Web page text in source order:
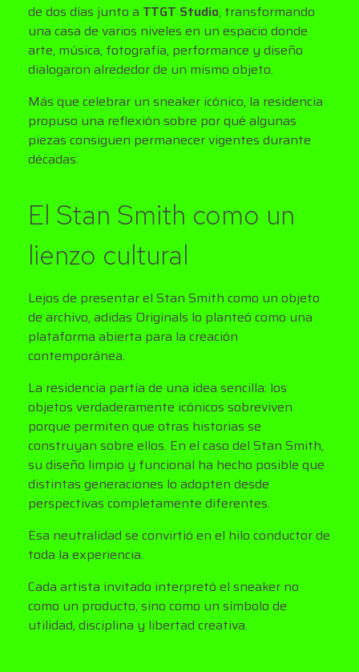
de dos días junto a TTGT Studio, transformando
una casa de varios niveles en un espacio donde
arte, música, fotografía, performance y diseño
dialogaron alrededor de un mismo objeto.
Más que celebrar un sneaker icónico, la residencia
propuso una reflexión sobre por qué algunas
piezas consiguen permanecer vigentes durante
décadas.
El Stan Smith como un
lienzo cultural
Lejos de presentar el Stan Smith como un objeto
de archivo, adidas Originals lo planteó como una
plataforma abierta para la creación
contemporánea.
La residencia partía de una idea sencilla: los
objetos verdaderamente icónicos sobreviven
porque permiten que otras historias se
construyan sobre ellos. En el caso del Stan Smith,
su diseño limpio y funcional ha hecho posible que
distintas generaciones lo adopten desde
perspectivas completamente diferentes.
Esa neutralidad se convirtió en el hilo conductor de
toda la experiencia.
Cada artista invitado interpretó el sneaker no
como un producto, sino como un símbolo de
utilidad, disciplina y libertad creativa.